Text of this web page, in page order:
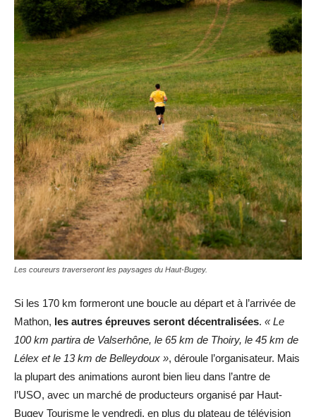
Les coureurs traverseront les paysages du Haut-Bugey.
Si les 170 km formeront une boucle au départ et à l’arrivée de
Mathon, les autres épreuves seront décentralisées. « Le
100 km partira de Valserhône, le 65 km de Thoiry, le 45 km de
Lélex et le 13 km de Belleydoux », déroule l’organisateur. Mais
la plupart des animations auront bien lieu dans l’antre de
l’USO, avec un marché de producteurs organisé par Haut-
Bugey Tourisme le vendredi, en plus du plateau de télévision